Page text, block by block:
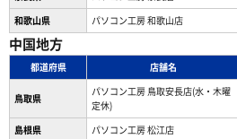
和歌山県
パソコン工房 和歌山店
中国地方
都道府県 店舗名
鳥取県
パソコン工房 鳥取安長店(水・木曜
定休)
島根県 パソコン工房 松江店